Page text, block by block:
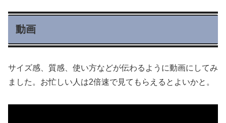
動画
サイズ感、質感、使い方などが伝わるように動画にしてみ
ました。お忙しい人は2倍速で見てもらえるとよいかと。